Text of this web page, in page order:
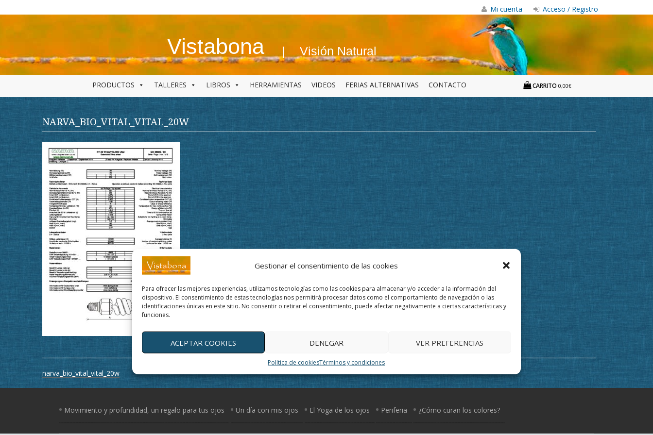
Gestionar el consentimiento de las cookies
Para ofrecer las mejores experiencias, utilizamos tecnologías como las cookies para almacenar y/o acceder a la información del
dispositivo. El consentimiento de estas tecnologías nos permitirá procesar datos como el comportamiento de navegación o las
identificaciones únicas en este sitio. No consentir o retirar el consentimiento, puede afectar negativamente a ciertas características y
funciones.
ACEPTAR COOKIES DENEGAR VER PREFERENCIAS
Política de cookiesTérminos y condiciones
Mi cuenta Acceso / Registro
Vistabona Visión Natural
PRODUCTOS TALLERES LIBROS HERRAMIENTAS VIDEOS FERIAS ALTERNATIVAS CONTACTO CARRITO 0,00€
NARVA_BIO_VITAL_VITAL_20W
Navegación
de
narva_bio_vital_vital_20w
Movimiento y profundidad, un regalo para tus ojos Un día con mis ojos El Yoga de los ojos Periferia ¿Cómo curan los colores?